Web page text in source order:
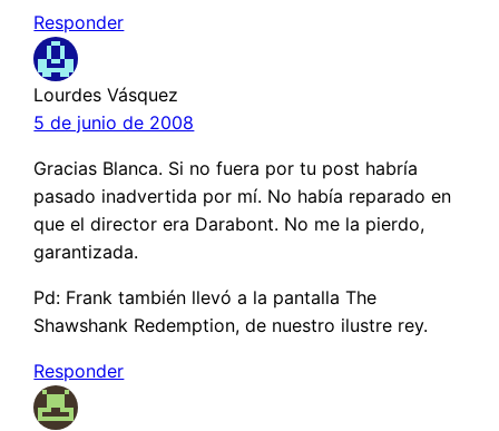
Responder
Lourdes Vásquez
5 de junio de 2008
Gracias Blanca. Si no fuera por tu post habría
pasado inadvertida por mí. No había reparado en
que el director era Darabont. No me la pierdo,
garantizada.
Pd: Frank también llevó a la pantalla The
Shawshank Redemption, de nuestro ilustre rey.
Responder